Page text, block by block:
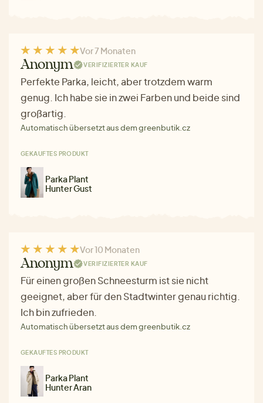
Vor 7 Monaten
Anonym VERIFIZIERTER KAUF
Perfekte Parka, leicht, aber trotzdem warm
genug. Ich habe sie in zwei Farben und beide sind
großartig.
Automatisch übersetzt aus dem greenbutik.cz
GEKAUFTES PRODUKT
Parka Plant
Hunter Gust
Vor 10 Monaten
Anonym VERIFIZIERTER KAUF
Für einen großen Schneesturm ist sie nicht
geeignet, aber für den Stadtwinter genau richtig.
Ich bin zufrieden.
Automatisch übersetzt aus dem greenbutik.cz
GEKAUFTES PRODUKT
Parka Plant
Hunter Aran